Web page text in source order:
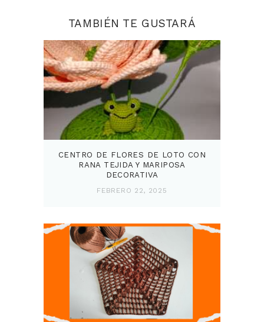
TAMBIÉN TE GUSTARÁ
CENTRO DE FLORES DE LOTO CON
RANA TEJIDA Y MARIPOSA
DECORATIVA
FEBRERO 22, 2025